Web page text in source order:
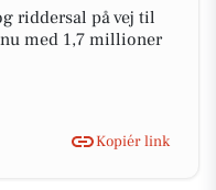
riddersal på vej til
med 1,7 millioner
Kopiér link